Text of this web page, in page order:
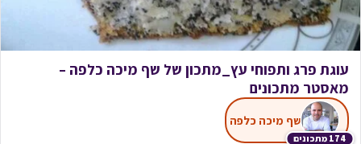
עוגת פרג ותפוחי עץ_מתכון של שף מיכה כלפה –
מאסטר מתכונים
174 מתכונים
שף מיכה כלפה